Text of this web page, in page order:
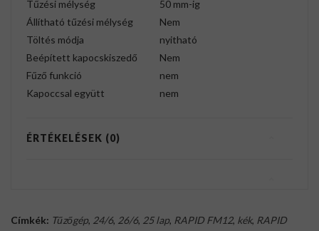
Tűzési mélység
50 mm-ig
Állítható tűzési mélység
Nem
Töltés módja
nyitható
Beépített kapocskiszedő
Nem
Fűző funkció
nem
Kapoccsal együtt
nem
ÉRTÉKELÉSEK (0)
Címkék: Tűzőgép, 24/6, 26/6, 25 lap, RAPID FM12, kék, RAPID